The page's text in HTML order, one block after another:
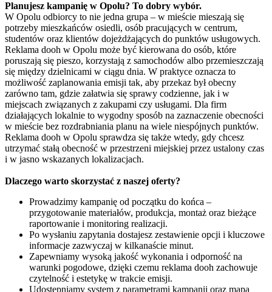
Planujesz kampanię w Opolu? To dobry wybór.
W Opolu odbiorcy to nie jedna grupa – w mieście mieszają się
potrzeby mieszkańców osiedli, osób pracujących w centrum,
studentów oraz klientów dojeżdżających do punktów usługowych.
Reklama dooh w Opolu może być kierowana do osób, które
poruszają się pieszo, korzystają z samochodów albo przemieszczają
się między dzielnicami w ciągu dnia. W praktyce oznacza to
możliwość zaplanowania emisji tak, aby przekaz był obecny
zarówno tam, gdzie załatwia się sprawy codzienne, jak i w
miejscach związanych z zakupami czy usługami. Dla firm
działających lokalnie to wygodny sposób na zaznaczenie obecności
w mieście bez rozdrabniania planu na wiele niespójnych punktów.
Reklama dooh w Opolu sprawdza się także wtedy, gdy chcesz
utrzymać stałą obecność w przestrzeni miejskiej przez ustalony czas
i w jasno wskazanych lokalizacjach.
Dlaczego warto skorzystać z naszej oferty?
Prowadzimy kampanię od początku do końca –
przygotowanie materiałów, produkcja, montaż oraz bieżące
raportowanie i monitoring realizacji.
Po wysłaniu zapytania dostajesz zestawienie opcji i kluczowe
informacje zazwyczaj w kilkanaście minut.
Zapewniamy wysoką jakość wykonania i odporność na
warunki pogodowe, dzięki czemu reklama dooh zachowuje
czytelność i estetykę w trakcie emisji.
Udostępniamy system z parametrami kampanii oraz mapą